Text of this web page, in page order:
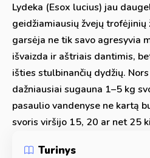
Lydeka (Esox lucius) jau
geidžiamiausių žvejų trofėjinių
garsėja ne tik savo agresyvia
išvaizda ir aštriais dantimis,
išties stulbinančių dydžių.
dažniausiai sugauna 1–5 kg
pasaulio vandenyse ne kartą
svoris viršijo 15, 20 ar net 25
Turinys